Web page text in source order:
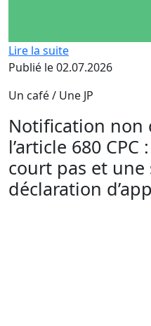
Lire la suite
Publié le 02.07.2026
Un café / Une JP
Notification non
l’article 680
court pas et une
déclaration